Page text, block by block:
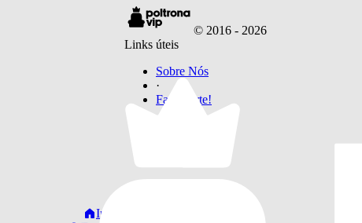
Início
© 2016 - 2026
Links úteis
Sobre Nós
·
Faça Parte!